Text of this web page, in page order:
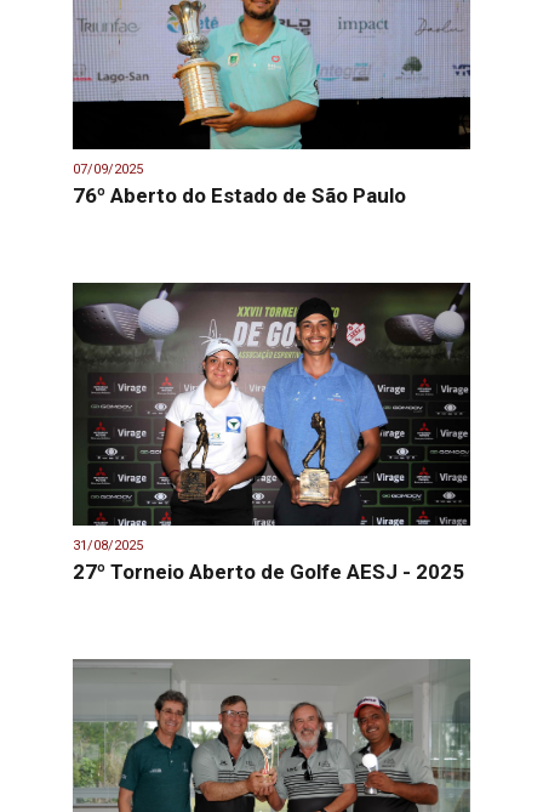
07/09/2025
76º Aberto do Estado de São Paulo
31/08/2025
27º Torneio Aberto de Golfe AESJ - 2025